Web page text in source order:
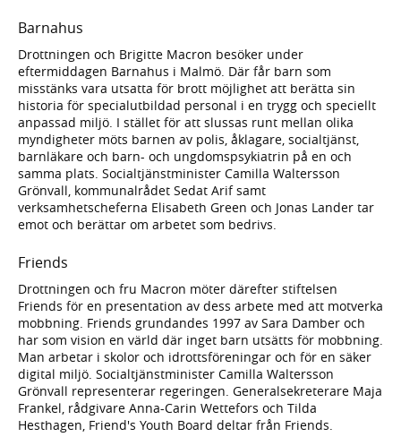
Barnahus
Drottningen och Brigitte Macron besöker under
eftermiddagen Barnahus i Malmö. Där får barn som
misstänks vara utsatta för brott möjlighet att berätta sin
historia för specialutbildad personal i en trygg och speciellt
anpassad miljö. I stället för att slussas runt mellan olika
myndigheter möts barnen av polis, åklagare, socialtjänst,
barnläkare och barn- och ungdomspsykiatrin på en och
samma plats. Socialtjänstminister Camilla Waltersson
Grönvall, kommunalrådet Sedat Arif samt
verksamhetscheferna Elisabeth Green och Jonas Lander tar
emot och berättar om arbetet som bedrivs.
Friends
Drottningen och fru Macron möter därefter stiftelsen
Friends för en presentation av dess arbete med att motverka
mobbning. Friends grundandes 1997 av Sara Damber och
har som vision en värld där inget barn utsätts för mobbning.
Man arbetar i skolor och idrottsföreningar och för en säker
digital miljö. Socialtjänstminister Camilla Waltersson
Grönvall representerar regeringen. Generalsekreterare Maja
Frankel, rådgivare Anna-Carin Wettefors och Tilda
Hesthagen, Friend's Youth Board deltar från Friends.